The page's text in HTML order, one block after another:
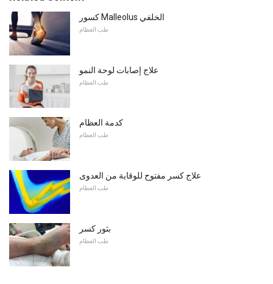
كسور Malleolus الخلفي
طب العظام
علاج إصابات لوحة النمو
طب العظام
كدمة العظام
طب العظام
علاج كسر مفتوح للوقاية من العدوى
طب العظام
بثور كسر
طب العظام